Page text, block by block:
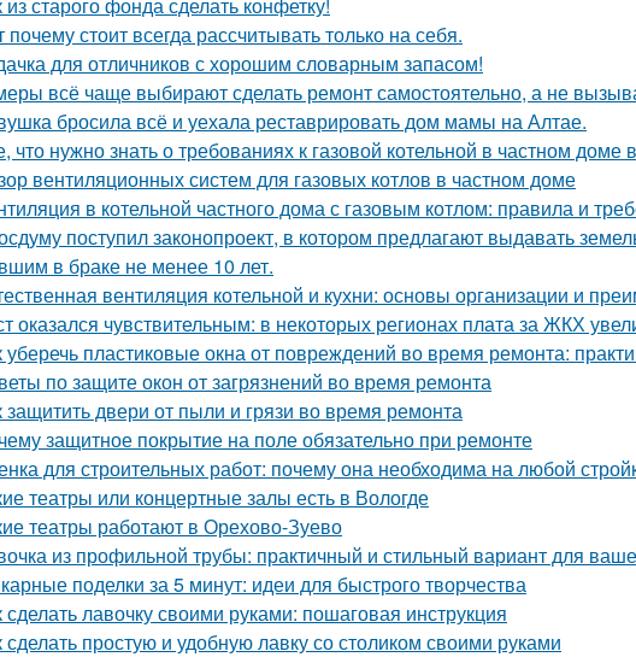
почему стоит всегда рассчитывать только на себя.
для отличников с хорошим словарным запасом!
всё чаще выбирают сделать ремонт самостоятельно, а не
бросила всё и уехала реставрировать дом мамы на Алтае.
что нужно знать о требованиях к газовой котельной в частном доме
вентиляционных систем для газовых котлов в частном доме
в котельной частного дома с газовым котлом: правила и
поступил законопроект, в котором предлагают выдавать
в браке не менее 10 лет.
вентиляция котельной и кухни: основы организации и
оказался чувствительным: в некоторых регионах плата за ЖКХ
уберечь пластиковые окна от повреждений во время ремонта:
по защите окон от загрязнений во время ремонта
защитить двери от пыли и грязи во время ремонта
защитное покрытие на поле обязательно при ремонте
для строительных работ: почему она необходима на любой
театры или концертные залы есть в Вологде
театры работают в Орехово-Зуево
из профильной трубы: практичный и стильный вариант для
поделки за 5 минут: идеи для быстрого творчества
сделать лавочку своими руками: пошаговая инструкция
сделать простую и удобную лавку со столиком своими руками